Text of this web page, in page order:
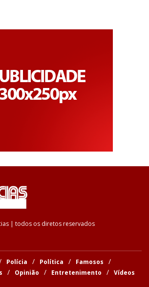
| todos os diretos reservados
Polícia Política
Famosos
Opinião Entretenimento Vídeos